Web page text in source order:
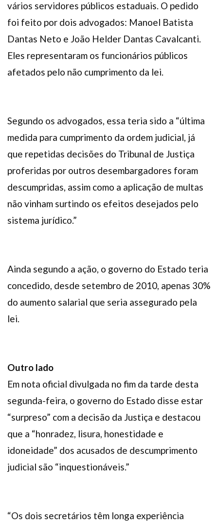
vários servidores públicos estaduais. O pedido
foi feito por dois advogados: Manoel Batista
Dantas Neto e João Helder Dantas Cavalcanti.
Eles representaram os funcionários públicos
afetados pelo não cumprimento da lei.
Segundo os advogados, essa teria sido a “última
medida para cumprimento da ordem judicial, já
que repetidas decisões do Tribunal de Justiça
proferidas por outros desembargadores foram
descumpridas, assim como a aplicação de multas
não vinham surtindo os efeitos desejados pelo
sistema jurídico.”
Ainda segundo a ação, o governo do Estado teria
concedido, desde setembro de 2010, apenas 30%
do aumento salarial que seria assegurado pela
lei.
Outro lado
Em nota oficial divulgada no fim da tarde desta
segunda-feira, o governo do Estado disse estar
“surpreso” com a decisão da Justiça e destacou
que a “honradez, lisura, honestidade e
idoneidade” dos acusados de descumprimento
judicial são “inquestionáveis.”
“Os dois secretários têm longa experiência